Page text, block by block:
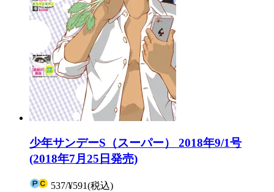
少年サンデーS（スーパー） 2018年9/1号
(2018年7月25日発売)
537/¥591(税込)